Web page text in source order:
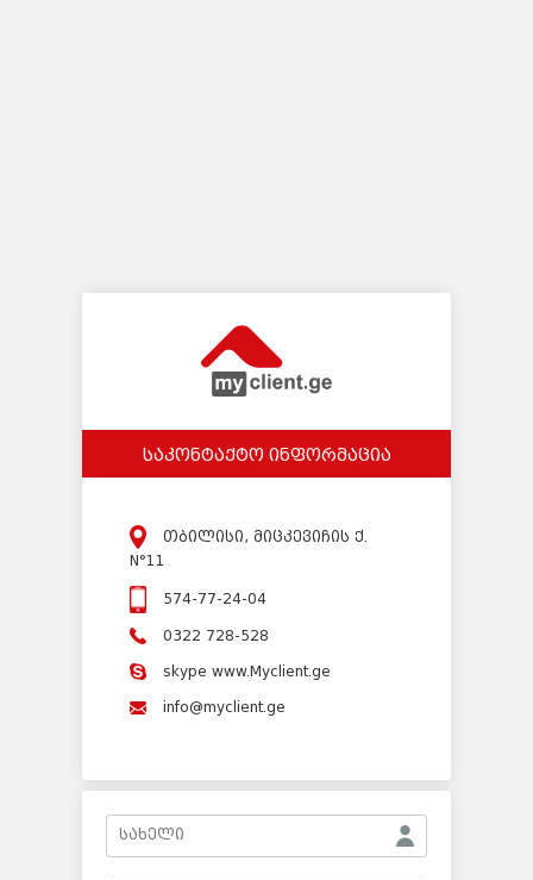
საკონტაქტო ინფორმაცია
თბილისი, მიცკევიჩის ქ.
N°11
574-77-24-04
0322 728-528
skype www.Myclient.ge
info@myclient.ge